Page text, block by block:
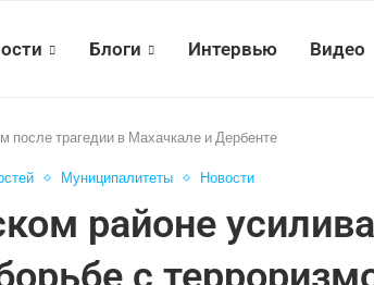
Блоги Интервью Видео
после трагедии в Махачкале и Дербенте
Муниципалитеты Новости
районе